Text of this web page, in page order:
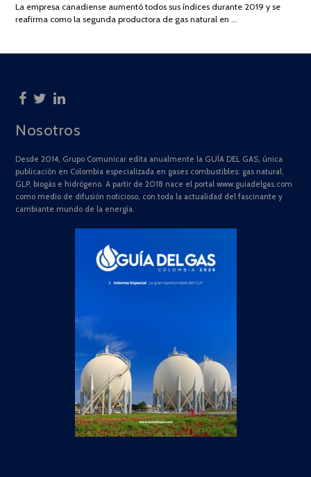
2025
La empresa canadiense aumentó todos sus índices durante 2019 y se
reafirma como la segunda productora de gas natural en …
Nosotros
Desde 2014, Grupo Comunicar edita anualmente la GUÍA DEL GAS, única
publicación en Colombia especializada en gases combustibles: gas natural,
GLP, biogás e hidrógeno. A partir de 2018 nace el portal www.guiadelgas.com
como medio de difusión noticioso, con toda la actualidad del fascinante y
cambiante mundo de la energía.